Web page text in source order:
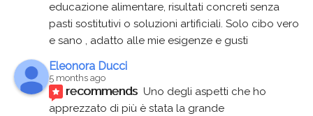
educazione alimentare, risultati concreti senza
pasti sostitutivi o soluzioni artificiali. Solo cibo vero
e sano , adatto alle mie esigenze e gusti
Eleonora Ducci
5 months ago
recommends Uno degli aspetti che ho
apprezzato di più è stata la grande